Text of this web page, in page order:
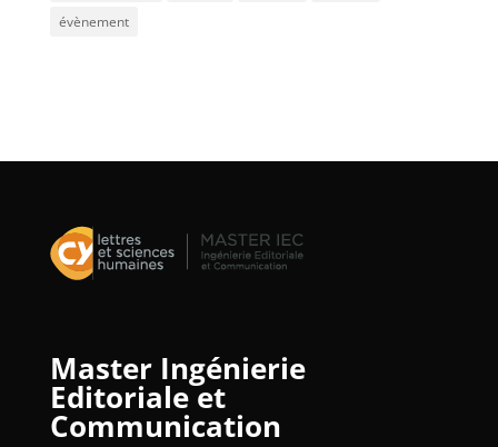
évènement
Master Ingénierie
Editoriale et
Communication